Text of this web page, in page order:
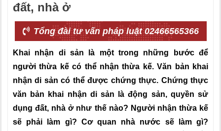
đất, nhà ở
Tổng đài tư vấn pháp luật 02466565366
Khai nhận di sản là một trong những bước để
người thừa kế có thể nhận thừa kế. Văn bản khai
nhận di sản có thể được chứng thực. Chứng thực
văn bản khai nhận di sản là động sản, quyền sử
dụng đất, nhà ở như thế nào? Người nhận thừa kế
sẽ phải làm gì? Cơ quan nhà nước sẽ làm gì?